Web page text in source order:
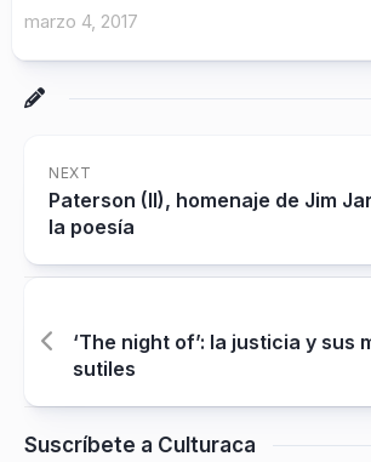
marzo 4, 2017
NEXT
Paterson (II), homenaje de Jim
la poesía
‘The night of’: la justicia y sus
sutiles
Suscríbete a Culturaca